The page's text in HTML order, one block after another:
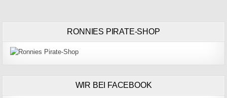
RONNIES PIRATE-SHOP
WIR BEI FACEBOOK